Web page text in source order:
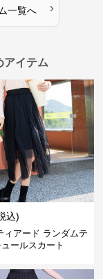
一覧へ ›
アイテム
込)
ィアード ランダムテ
ールスカート